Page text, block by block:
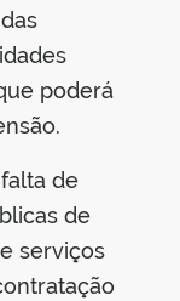
poderá
de
de
serviços